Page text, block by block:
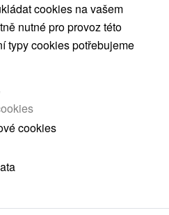
cookies na vašem
nutné pro provoz této
typy cookies potřebujeme
cookies